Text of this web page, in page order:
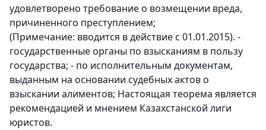
удовлетворено требование о возмещении вреда,
причиненного преступлением;
(Примечание: вводится в действие с 01.01.2015). -
государственные органы по взысканиям в пользу
государства; - по исполнительным документам,
выданным на основании судебных актов о
взыскании алиментов; Настоящая теорема является
рекомендацией и мнением Казахстанской лиги
юристов.